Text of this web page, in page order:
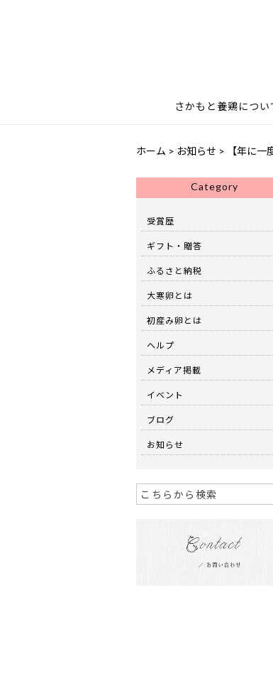
さかもと養鶏につい
ホーム > お知らせ > 【年に
Category
受賞歴
ギフト・贈答
ふるさと納税
大寒卵とは
初産み卵とは
ヘルプ
メディア掲載
イベント
ブログ
お知らせ